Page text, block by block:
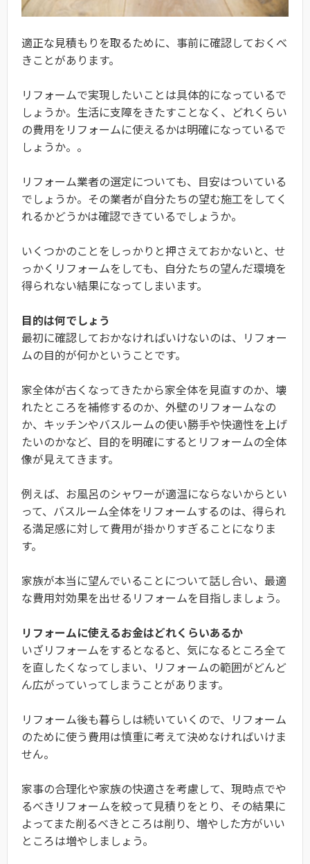
適正な見積もりを取るために、事前に確認しておくべ
きことがあります。
リフォームで実現したいことは具体的になっているで
しょうか。生活に支障をきたすことなく、どれくらい
の費用をリフォームに使えるかは明確になっているで
しょうか。。
リフォーム業者の選定についても、目安はついている
でしょうか。その業者が自分たちの望む施工をしてく
れるかどうかは確認できているでしょうか。
いくつかのことをしっかりと押さえておかないと、せ
っかくリフォームをしても、自分たちの望んだ環境を
得られない結果になってしまいます。
目的は何でしょう
最初に確認しておかなければいけないのは、リフォー
ムの目的が何かということです。
家全体が古くなってきたから家全体を見直すのか、壊
れたところを補修するのか、外壁のリフォームなの
か、キッチンやバスルームの使い勝手や快適性を上げ
たいのかなど、目的を明確にするとリフォームの全体
像が見えてきます。
例えば、お風呂のシャワーが適温にならないからとい
って、バスルーム全体をリフォームするのは、得られ
る満足感に対して費用が掛かりすぎることになりま
す。
家族が本当に望んでいることについて話し合い、最適
な費用対効果を出せるリフォームを目指しましょう。
リフォームに使えるお金はどれくらいあるか
いざリフォームをするとなると、気になるところ全て
を直したくなってしまい、リフォームの範囲がどんど
ん広がっていってしまうことがあります。
リフォーム後も暮らしは続いていくので、リフォーム
のために使う費用は慎重に考えて決めなければいけま
せん。
家事の合理化や家族の快適さを考慮して、現時点でや
るべきリフォームを絞って見積りをとり、その結果に
よってまた削るべきところは削り、増やした方がいい
ところは増やしましょう。